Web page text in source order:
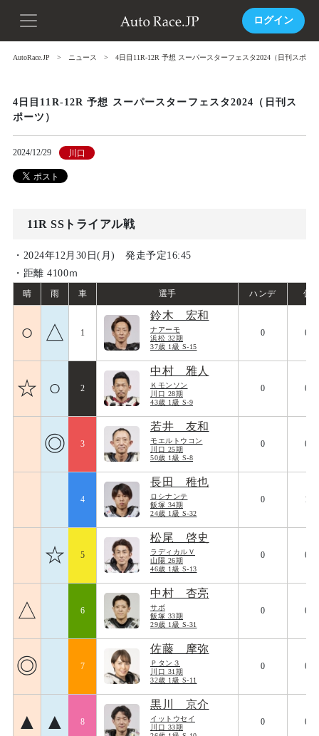
ログイン
AutoRace.JP ニュース 4日目11R-12R 予想 スーパースターフェスタ2024（日刊スポー
4日目11R-12R 予想 スーパースターフェスタ2024（日刊ス
ポーツ）
2024/12/29 川口
11R SSトライアル戦
・2024年12月30日(月) 発走予定16:45
・距離 4100ｍ
晴 雨 車 選手 ハンデ 偏
○ △ 1
鈴木 宏和
ナアーモ
浜松 32期
37歳 1級 S-15
0 083
☆ ○ 2
中村 雅人
Ｋモンソン
川口 28期
43歳 1級 S-9
0 090
◎ 3
若井 友和
モエルトウコン
川口 25期
50歳 1級 S-8
0 084
4
長田 稚也
ロシナンテ
飯塚 34期
24歳 1級 S-32
0 106
☆ 5
松尾 啓史
ラディカルＶ
山陽 26期
46歳 1級 S-13
0 090
△ 6
中村 杏亮
サボ
飯塚 33期
29歳 1級 S-31
0 094
◎ 7
佐藤 摩弥
Ｐタン３
川口 31期
32歳 1級 S-11
0 075
▲ ▲ 8
黒川 京介
イットウセイ
川口 33期
0 092